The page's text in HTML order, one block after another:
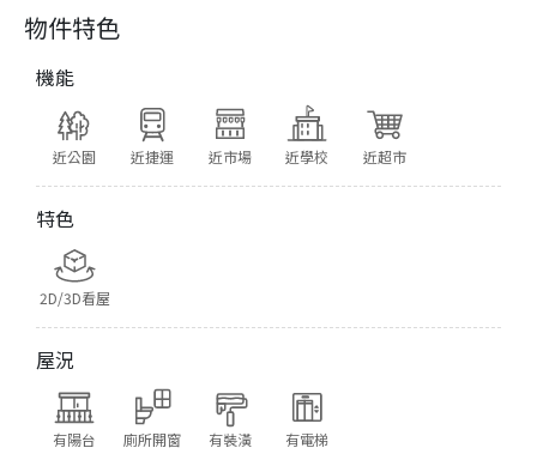
物件特色
機能
近公園 近捷運 近市場 近學校 近超市
特色
2D/3D看屋
屋況
有陽台 廁所開窗 有裝潢 有電梯